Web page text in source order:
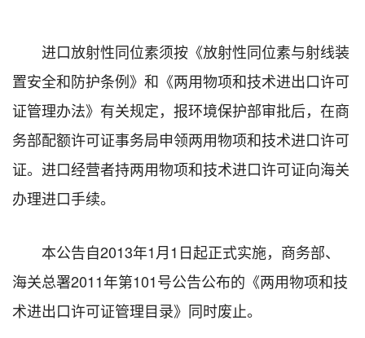
进口放射性同位素须按《放射性同位素与射线装
置安全和防护条例》和《两用物项和技术进出口许可
证管理办法》有关规定，报环境保护部审批后，在商
务部配额许可证事务局申领两用物项和技术进口许可
证。进口经营者持两用物项和技术进口许可证向海关
办理进口手续。
本公告自2013年1月1日起正式实施，商务部、
海关总署2011年第101号公告公布的《两用物项和技
术进出口许可证管理目录》同时废止。